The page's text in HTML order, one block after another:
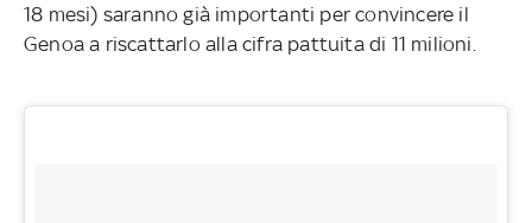
18 mesi) saranno già importanti per convincere il
Genoa a riscattarlo alla cifra pattuita di 11 milioni.